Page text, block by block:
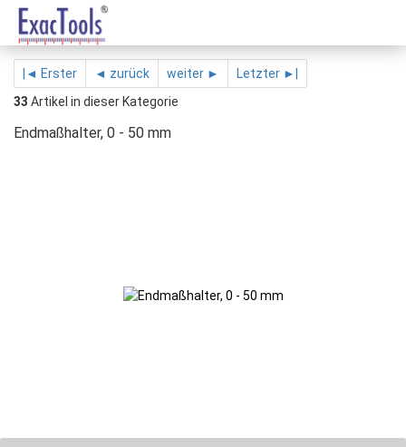
|◄ Erster ◄ zurück weiter ►
Letzter ►|
33 Artikel in dieser Kategorie
Endmaßhalter, 0 - 50 mm